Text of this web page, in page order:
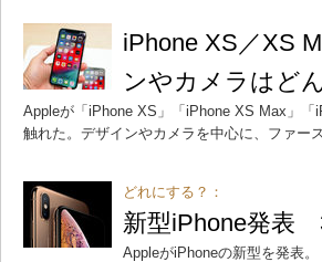
iPhone XS／XS
ンやカメラはど
Appleが「iPhone XS」「iPhone XS Max」
触れた。デザインやカメラを中心に、ファー
どれにする？：
新型iPhone発表
AppleがiPhoneの新型を発表